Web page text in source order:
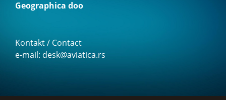
Geographica doo
Kontakt / Contact
e-mail: desk@aviatica.rs